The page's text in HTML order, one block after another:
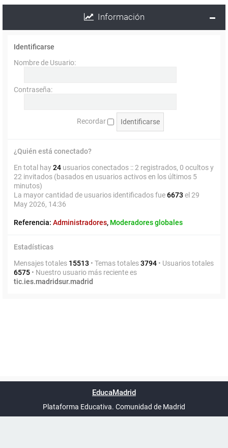
Información
Identificarse
Nombre de Usuario:
Contraseña:
Recordar
¿Quién está conectado?
En total hay24 usuarios conectados :: 2 registrados, 0 ocultos y
22 invitados (basados en usuarios activos en los últimos 5
minutos)
La mayor cantidad de usuarios identificados fue6673 el 29
May 2026, 14:36
Referencia: Administradores, Moderadores globales
Estadísticas
Mensajes totales 15513 • Temas totales3794 • Usuarios totales
6575 • Nuestro usuario más reciente es
tic.ies.madridsur.madrid
UTC+02:00
phpBB España
EducaMadrid
Plataforma Educativa. Comunidad de Madrid